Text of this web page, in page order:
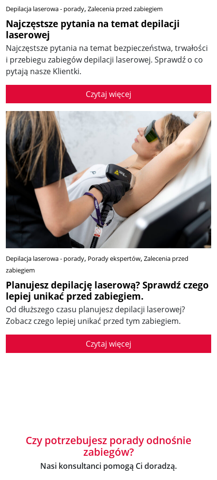
Depilacja laserowa - porady Zalecenia przed zabiegiem
Najczęstsze pytania na temat depilacji
laserowej
Najczęstsze pytania na temat bezpieczeństwa, trwałości
i przebiegu zabiegów depilacji laserowej. Sprawdź o co
pytają nasze Klientki.
Czytaj więcej
Depilacja laserowa - porady Porady ekspertów Zalecenia przed
zabiegiem
Planujesz depilację laserową? Sprawdź czego
lepiej unikać przed zabiegiem.
Od dłuższego czasu planujesz depilacji laserowej?
Zobacz czego lepiej unikać przed tym zabiegiem.
Czytaj więcej
Czy potrzebujesz porady odnośnie
zabiegów?
Nasi konsultanci pomogą Ci doradzą.